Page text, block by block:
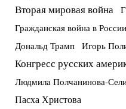
Вторая мировая война
Гражданская война в России
Дональд Трамп Игорь
Конгресс русских
Людмила Полчанинова-
Пасха Христова